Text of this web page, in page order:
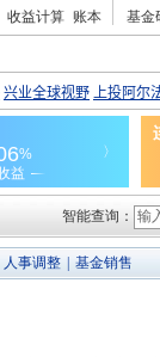
收益计算 账本
基金
智能查询：
人事调整 基金销售